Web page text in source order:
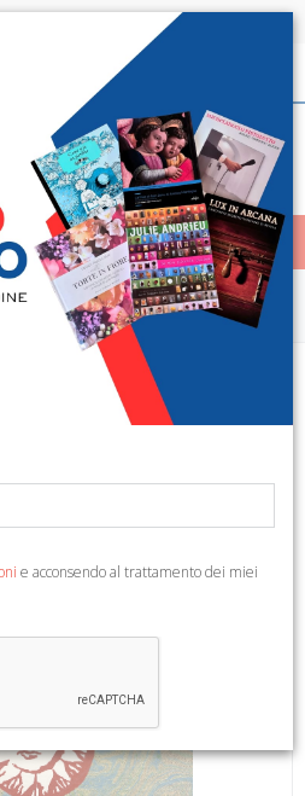
per tutti i libri disponibili
Biennal
64 ill. col., cm 24x34. (Archivi di
e acconsendo al trattamento dei miei